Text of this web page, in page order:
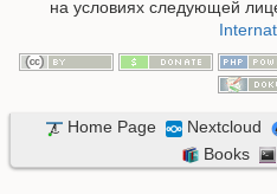
на условиях следующей
Home Page Nextcloud
Books